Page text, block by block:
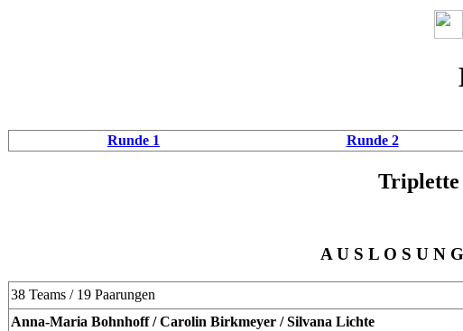
Runde 1 Runde 2
Triplette
A U S L O S U N
38 Teams / 19 Paarungen
Anna-Maria Bohnhoff / Carolin Birkmeyer / Silvana Lichte